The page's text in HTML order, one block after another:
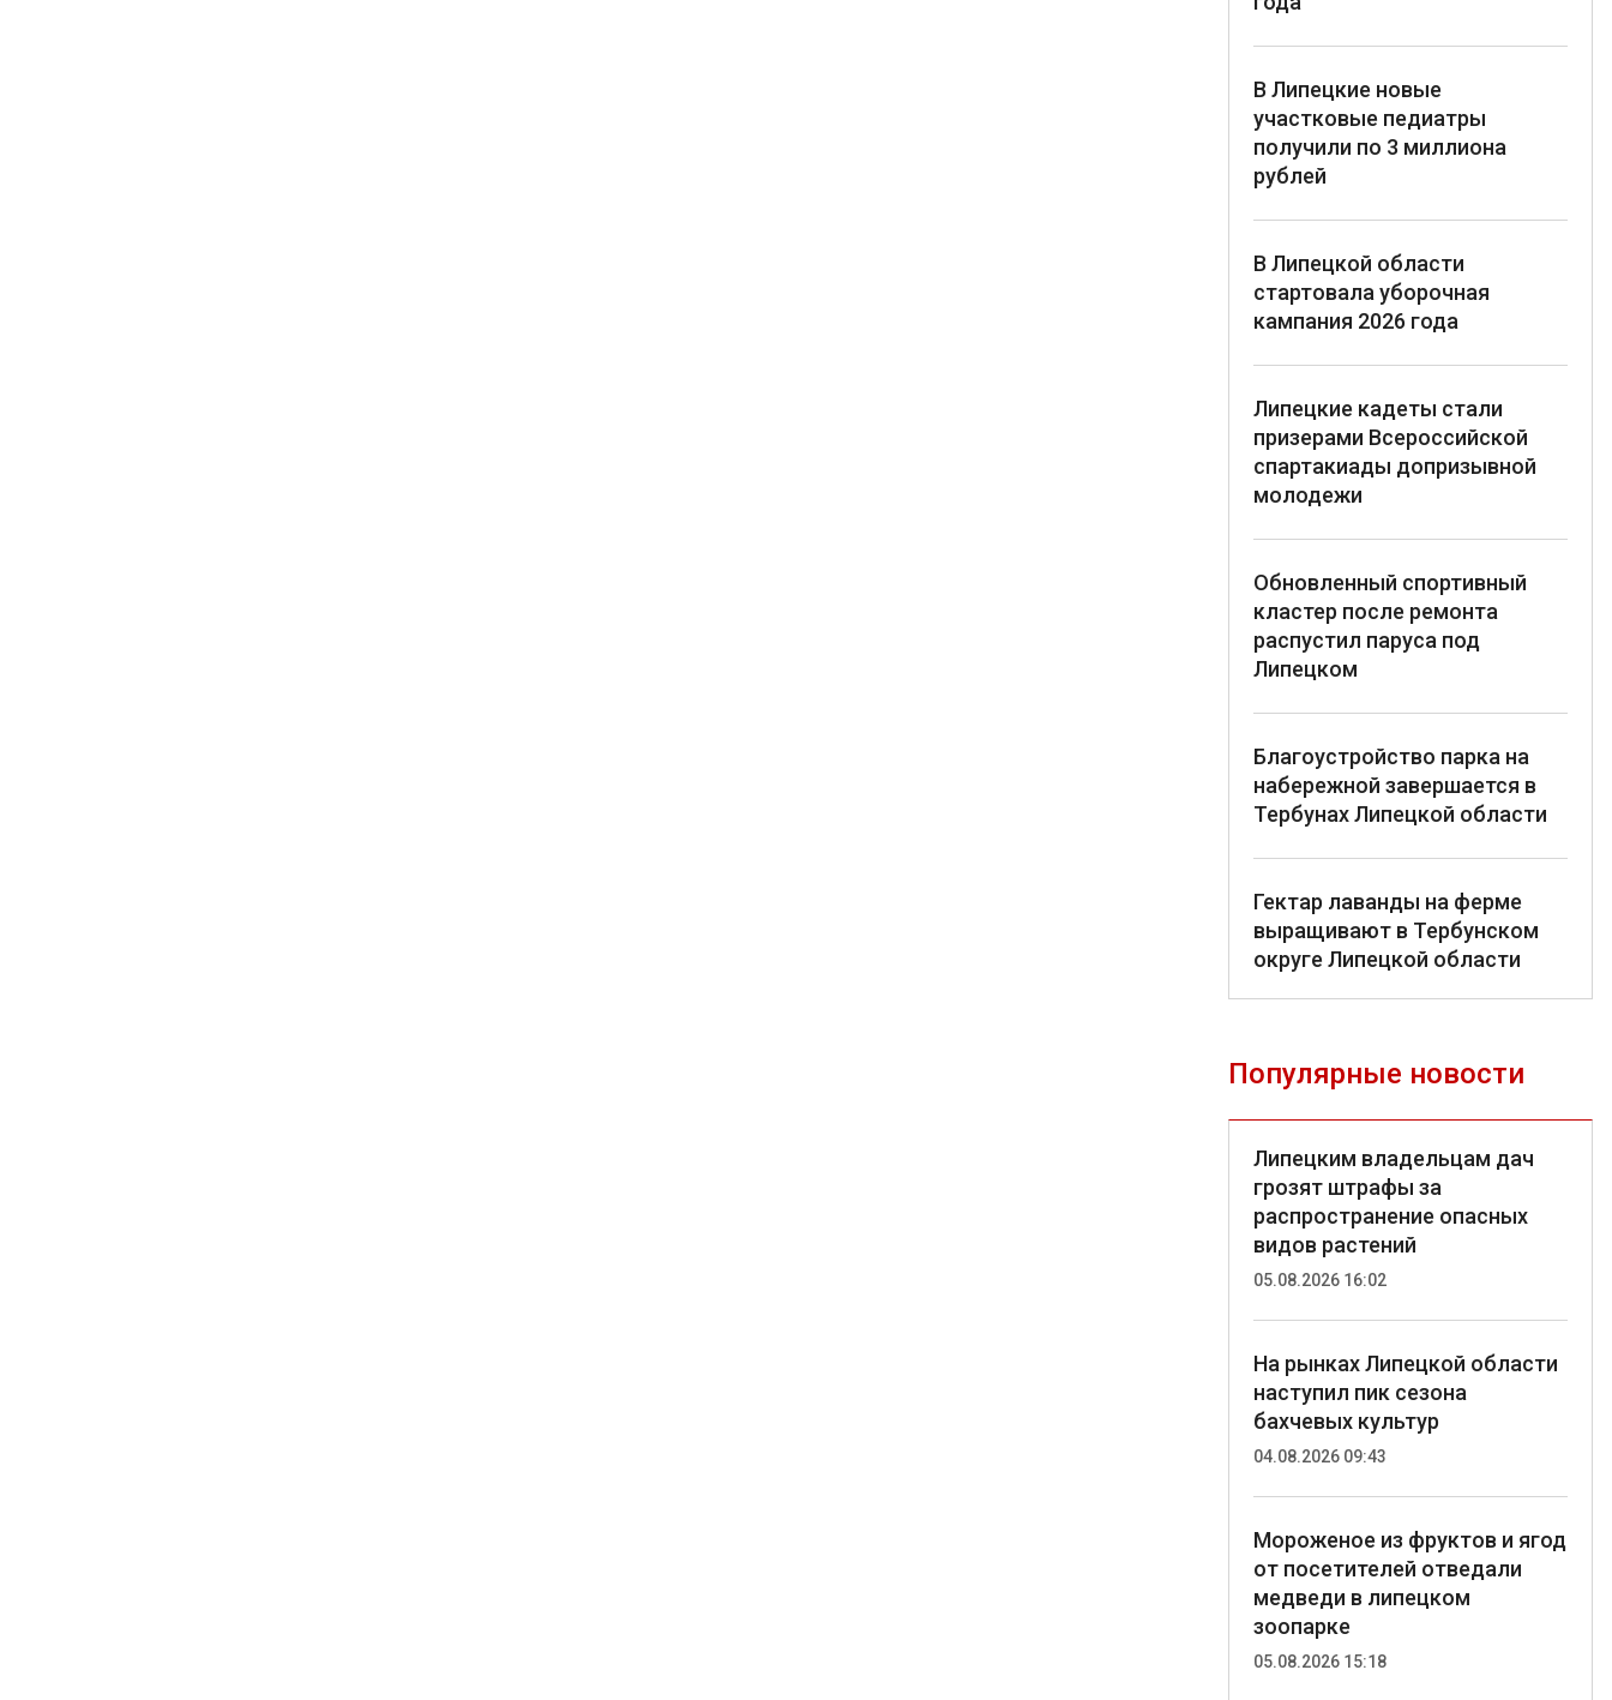
В Липецкие новые
участковые педиатры
получили по 3 миллиона
рублей
В Липецкой области
стартовала уборочная
кампания 2026 года
Липецкие кадеты стали
призерами Всероссийской
спартакиады допризывной
молодежи
Обновленный спортивный
кластер после ремонта
распустил паруса под
Липецком
Благоустройство парка на
набережной завершается в
Тербунах Липецкой области
Гектар лаванды на ферме
выращивают в Тербунском
округе Липецкой области
Популярные новости
Липецким владельцам дач
грозят штрафы за
распространение опасных
видов растений
05.08.2026 16:02
На рынках Липецкой области
наступил пик сезона
бахчевых культур
04.08.2026 09:43
Мороженое из фруктов и ягод
от посетителей отведали
медведи в липецком
зоопарке
05.08.2026 15:18